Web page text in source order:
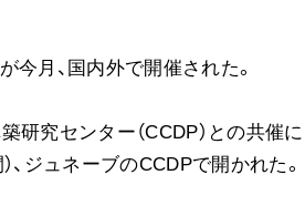
って
今月、国内外で開催された。
研究センター（CCDP）との共催
、ジュネーブのCCDPで開かれた。